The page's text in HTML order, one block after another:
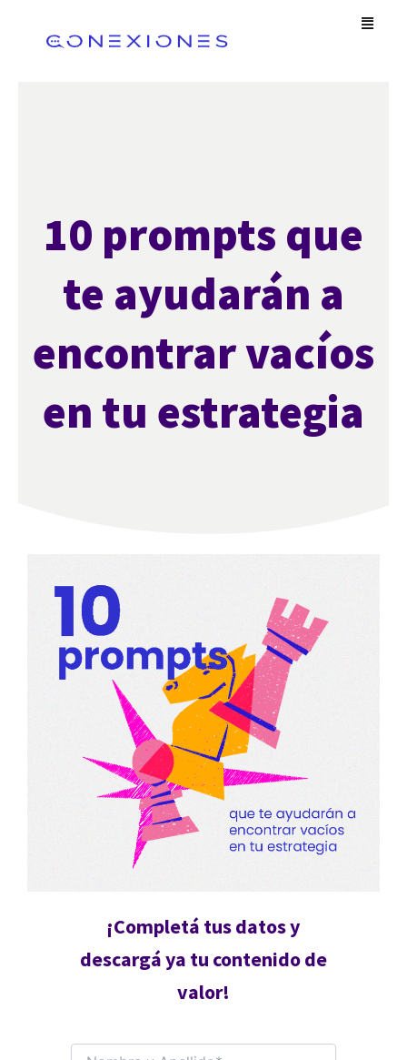
10 prompts que
te ayudarán a
encontrar vacíos
en tu estrategia
¡Completá tus datos y
descargá ya tu contenido de
valor!